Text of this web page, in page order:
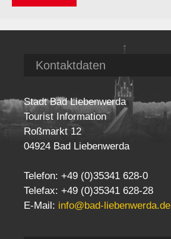
Kontaktdaten
Stadt Bad Liebenwerda
Tourist Information
Roßmarkt 12
04924 Bad Liebenwerda
Telefon: +49 (0)35341 628-0
Telefax: +49 (0)35341 628-28
E-Mail: info@bad-liebenwerda.de